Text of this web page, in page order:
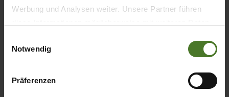
Werbung und Analysen weiter. Unsere Partner führen
sie im Rahmen Ihrer Nutzung der Dienste gesammelt
Wir setzen im Rahmen des Trackings auch Dienstleister
Notwendig
Präferenzen
27.08.2019